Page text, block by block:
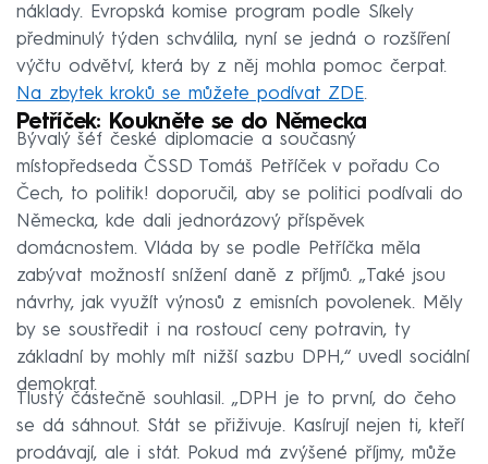
náklady. Evropská komise program podle Síkely
předminulý týden schválila, nyní se jedná o rozšíření
výčtu odvětví, která by z něj mohla pomoc čerpat.
Na zbytek kroků se můžete podívat ZDE.
Petříček: Koukněte se do Německa
Bývalý šéf české diplomacie a současný
místopředseda ČSSD Tomáš Petříček v pořadu Co
Čech, to politik! doporučil, aby se politici podívali do
Německa, kde dali jednorázový příspěvek
domácnostem. Vláda by se podle Petříčka měla
zabývat možností snížení daně z příjmů. „Také jsou
návrhy, jak využít výnosů z emisních povolenek. Měly
by se soustředit i na rostoucí ceny potravin, ty
základní by mohly mít nižší sazbu DPH,“ uvedl sociální
demokrat.
Tlustý částečně souhlasil. „DPH je to první, do čeho
se dá sáhnout. Stát se přiživuje. Kasírují nejen ti, kteří
prodávají, ale i stát. Pokud má zvýšené příjmy, může